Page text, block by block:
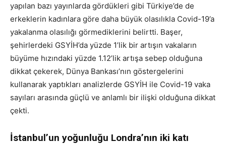
yapılan bazı yayınlarda gördükleri gibi Türkiye’de de
erkeklerin kadınlara göre daha büyük olasılıkla Covid-19’a
yakalanma olasılığı görmediklerini belirtti. Başer,
şehirlerdeki GSYİH’da yüzde 1’lik bir artışın vakaların
büyüme hızındaki yüzde 1.12’lik artışa sebep olduğuna
dikkat çekerek, Dünya Bankası’nın göstergelerini
kullanarak yaptıkları analizlerde GSYİH ile Covid-19 vaka
sayıları arasında güçlü ve anlamlı bir ilişki olduğuna dikkat
çekti.
İstanbul’un yoğunluğu Londra’nın iki katı